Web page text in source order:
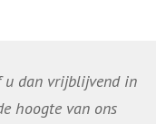
u dan vrijblijvend in
hoogte van ons